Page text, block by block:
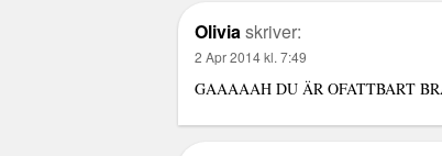
Oliviaskriver:
2 Apr 2014 kl. 7:49
GAAAAAH DU ÄR OFATTBART